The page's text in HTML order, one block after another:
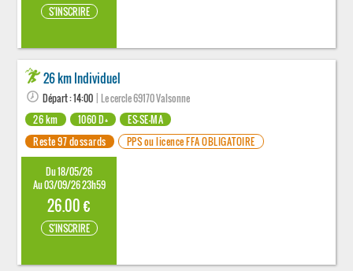
S'INSCRIRE
26 km Individuel
Départ : 14:00 | Le cercle 69170 Valsonne
26 km
1060 D+
ES-SE-MA
Reste 97 dossards
PPS ou licence FFA OBLIGATOIRE
Du 18/05/26
Au 03/09/26 23h59
26.00 €
S'INSCRIRE